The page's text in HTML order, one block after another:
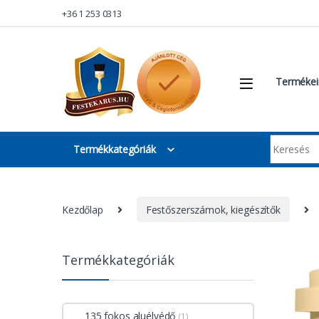
Skip to navigation
Skip to content+36 1 253 0313
Termékkategóriák
Kezdőlap Festőszerszámok, kiegészítők
Termékkategóriák
135 fokos aluélvédő